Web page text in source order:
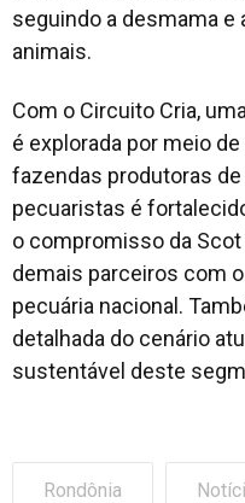
seguindo a desmama
animais.
Com o Circuito Cria,
é explorada por meio
fazendas produtoras
pecuaristas é
o compromisso da Scot
demais parceiros com
pecuária nacional.
detalhada do cenário
sustentável deste
Rondônia